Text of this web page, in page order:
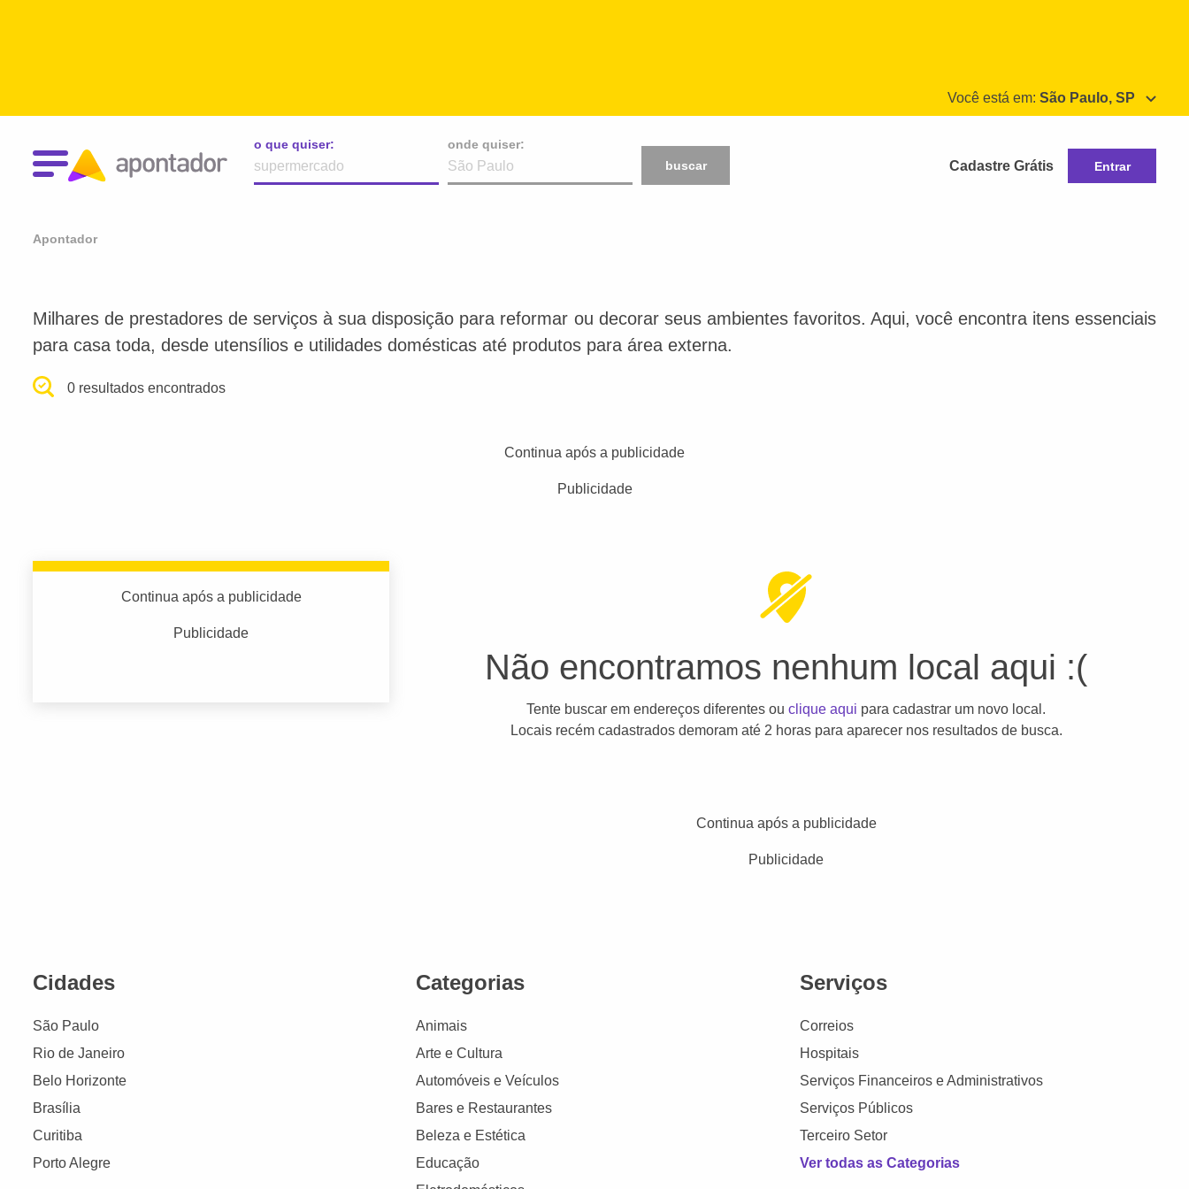
Você está em: São Paulo, SP
o que quiser:
onde quiser:
buscar
Cadastre Grátis Entrar
Apontador
Milhares de prestadores de serviços à sua disposição para reformar ou decorar seus ambientes favoritos. Aqui, você encontra itens essenciais
para casa toda, desde utensílios e utilidades domésticas até produtos para área externa.
0 resultados encontrados
Continua após a publicidade
Publicidade
Continua após a publicidade
Publicidade
Não encontramos nenhum local aqui :(
Tente buscar em endereços diferentes ouclique aqui para cadastrar um novo local.
Locais recém cadastrados demoram até 2 horas para aparecer nos resultados de busca.
Continua após a publicidade
Publicidade
Cidades
São Paulo
Rio de Janeiro
Belo Horizonte
Brasília
Curitiba
Porto Alegre
Categorias
Animais
Arte e Cultura
Automóveis e Veículos
Bares e Restaurantes
Beleza e Estética
Educação
Serviços
Correios
Hospitais
Serviços Financeiros e Administrativos
Serviços Públicos
Terceiro Setor
Ver todas as Categorias